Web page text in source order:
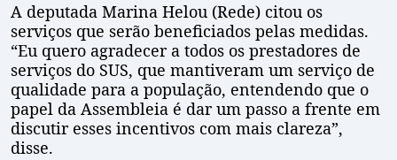
A deputada Marina Helou (Rede) citou os
serviços que serão beneficiados pelas medidas.
“Eu quero agradecer a todos os prestadores de
serviços do SUS, que mantiveram um serviço de
qualidade para a população, entendendo que o
papel da Assembleia é dar um passo a frente em
discutir esses incentivos com mais clareza”,
disse.